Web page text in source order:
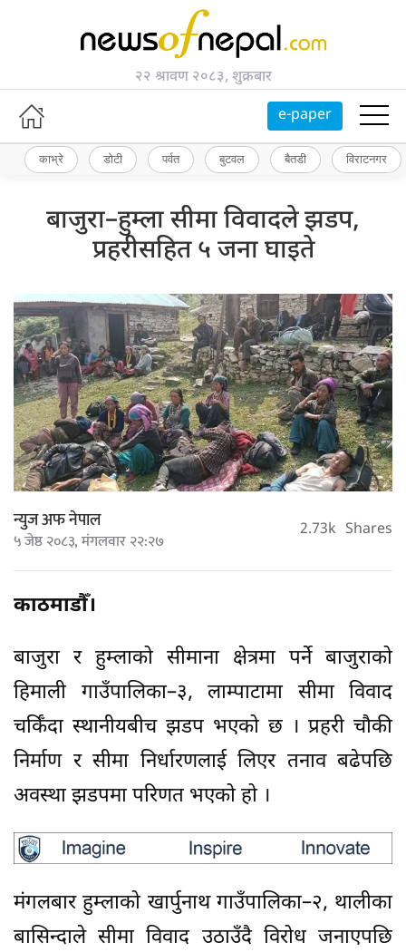
२२ श्रावण २०८३, शुक्रबार
e-paper
काभ्रे डोटी पर्वत बुटवल बैतडी विराटनगर
बाजुरा–हुम्ला सीमा विवादले झडप,
प्रहरीसहित ५ जना घाइते
न्युज अफ नेपाल
५ जेष्ठ २०८३, मंगलवार २२:२७ 2.73k Shares
काठमाडौँ।
बाजुरा र हुम्लाको सीमाना क्षेत्रमा पर्ने बाजुराको
हिमाली गाउँपालिका–३, लाम्पाटामा सीमा विवाद
चर्किँदा स्थानीयबीच झडप भएको छ । प्रहरी चौकी
निर्माण र सीमा निर्धारणलाई लिएर तनाव बढेपछि
अवस्था झडपमा परिणत भएको हो ।
मंगलबार हुम्लाको खार्पुनाथ गाउँपालिका–२, थालीका
बासिन्दाले सीमा विवाद उठाउँदै विरोध जनाएपछि